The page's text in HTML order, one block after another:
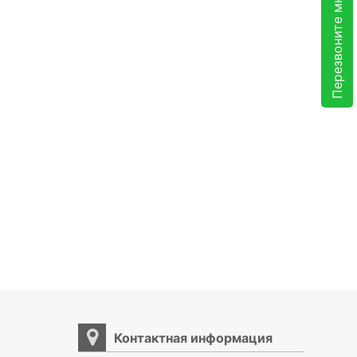
Перезвоните мне
Контактная информация